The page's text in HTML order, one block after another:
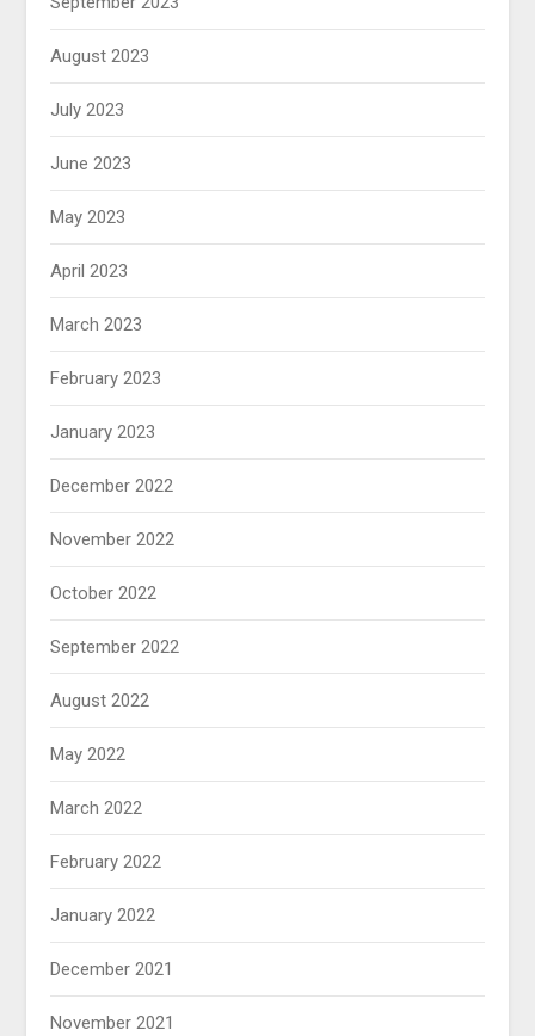
August 2023
July 2023
June 2023
May 2023
April 2023
March 2023
February 2023
January 2023
December 2022
November 2022
October 2022
September 2022
August 2022
May 2022
March 2022
February 2022
January 2022
December 2021
November 2021